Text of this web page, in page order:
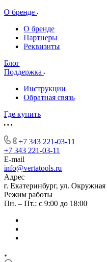
О бренде
О бренде
Партнеры
Реквизиты
Блог
Поддержка
Инструкции
Обратная связь
Где купить
+7 343 221-03-11
+7 343 221-03-11
E-mail
info@vertatools.ru
Адрес
г. Екатеринбург, ул.
Режим работы
Пн. – Пт.: с 9:00 до 18:00